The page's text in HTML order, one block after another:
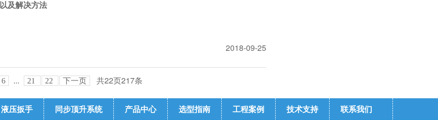
及解决方法
2018-09-25
6 ... 21 22 下一页 共22页217条
液压扳手 同步顶升系统 产品中心 选型指南 工程案例 技术支持 联系我们